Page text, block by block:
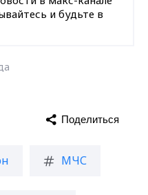
и будьте в
МЧС
Поделиться